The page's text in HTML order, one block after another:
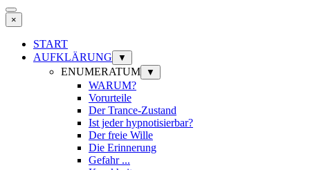
×
START
AUFKLÄRUNG
▼
ENUMERATUM ▼
WARUM?
Vorurteile
Der Trance-Zustand
Ist jeder hypnotisierbar?
Der freie Wille
Die Erinnerung
Gefahr ...